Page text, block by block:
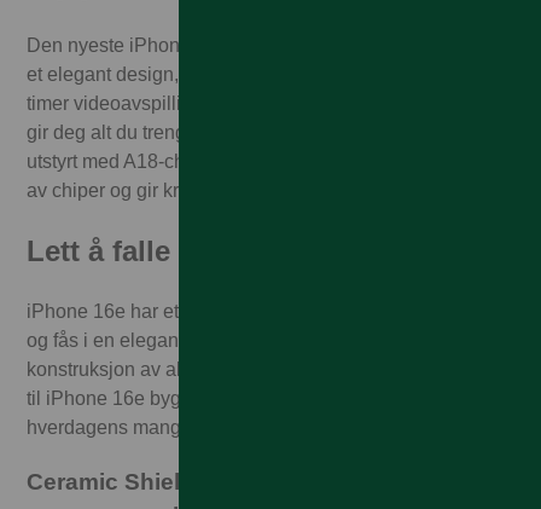
Den nyeste iPhonen. Den beste prisen. iPhone 16e har
et elegant design, superlang batteritid med opptil 26
timer videoavspilling, og et 48 MP Fusion-kamera, som
gir deg alt du trenger til alle slags opptak. iPhone 16e er
utstyrt med A18-chipen, som er den nyeste generasjonen
av chiper og gir kraft til Apple Intelligence.
Lett å falle for. Tåler et fall
iPhone 16e har et fantastisk design, både inni og utenpå,
og fås i en elegant svart eller hvit finish. Med en
konstruksjon av aluminium i romfartskvalitet er kabinettet
til iPhone 16e bygd for å brukes lenge, og for å overleve
hverdagens mange «ops», «huff da» og «neeeei».
Ceramic Shield. Sterkere enn glasset på